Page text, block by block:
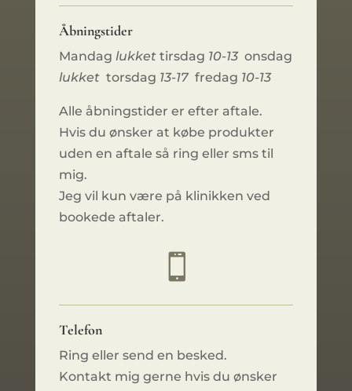
Åbningstider
Mandag lukkettirsdag 10-13onsdag
lukkettorsdag 13-17fredag 10-13
Alle åbningstider er efter aftale.
Hvis du ønsker at købe produkter
uden en aftale så ring eller sms til
mig.
Jeg vil kun være på klinikken ved
bookede aftaler.

Telefon
Ring eller send en besked.
Kontakt mig gerne hvis du ønsker